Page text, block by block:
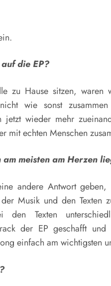
die EP?
zu Hause sitzen,
wie sonst
jetzt wieder mehr
mit echten Menschen
meisten am Herzen
andere Antwort geben,
Musik und den Texten
Texten
der EP geschafft
einfach am wichtigsten